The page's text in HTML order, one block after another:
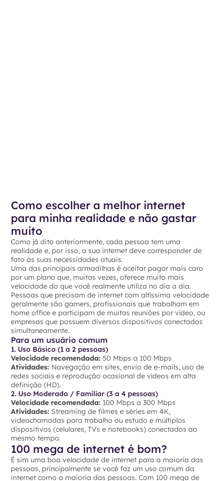
Como escolher a melhor internet
para minha realidade e não gastar
muito
Como já dito anteriormente, cada pessoa tem uma
realidade e, por isso, a sua internet deve corresponder de
fato às suas necessidades atuais.
Uma das principais armadilhas é aceitar pagar mais caro
por um plano que, muitas vezes, oferece muito mais
velocidade do que você realmente utiliza no dia a dia.
Pessoas que precisam de internet com altíssima velocidade
geralmente são gamers, profissionais que trabalham em
home office e participam de muitas reuniões por vídeo, ou
empresas que possuem diversos dispositivos conectados
simultaneamente.
Para um usuário comum
1. Uso Básico (1 a 2 pessoas)
Velocidade recomendada: 50 Mbps a 100 Mbps
Atividades: Navegação em sites, envio de e-mails, uso de
redes sociais e reprodução ocasional de vídeos em alta
definição (HD).
2. Uso Moderado / Familiar (3 a 4 pessoas)
Velocidade recomendada: 100 Mbps a 300 Mbps
Atividades: Streaming de filmes e séries em 4K,
videochamadas para trabalho ou estudo e múltiplos
dispositivos (celulares, TVs e notebooks) conectados ao
mesmo tempo.
100 mega de internet é bom?
É sim uma boa velocidade de internet para a maioria das
pessoas, principalmente se você faz um uso comum da
internet como a maioria das pessoas. Com 100 mega de